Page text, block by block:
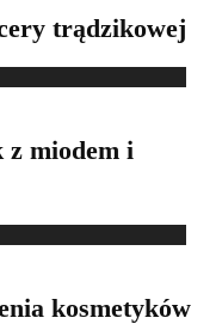
trądzikowej
z miodem i
kosmetyków